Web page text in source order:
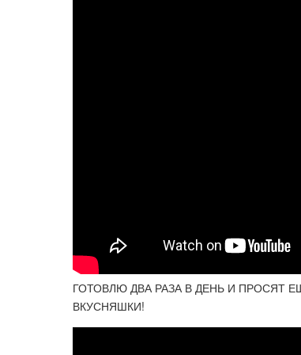
ГОТОВЛЮ ДВА РАЗА В ДЕНЬ И ПРОСЯТ
ВКУСНЯШКИ!